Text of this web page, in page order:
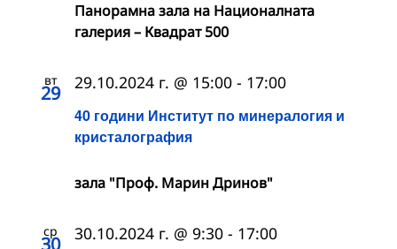
Панорамна зала на Националната
галерия – Квадрат 500
вт
29
40 години Институт по минералогия и
кристалография
29.10.2024 г. @ 15:00 - 17:00
зала "Проф. Марин Дринов"
ср 30.10.2024 г. @ 9:30 - 17:00